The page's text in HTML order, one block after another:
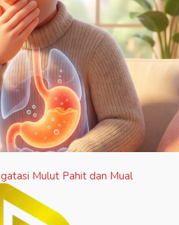
Mulut Pahit dan Mual